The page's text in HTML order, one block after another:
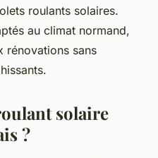
roulants solaires.
au climat normand,
rénovations sans
solaire
?